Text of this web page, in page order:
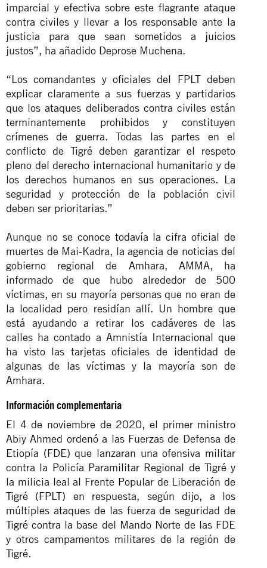
imparcial y efectiva sobre este flagrante ataque
contra civiles y llevar a los responsable ante la
justicia para que sean sometidos a juicios
justos”, ha añadido Deprose Muchena.
“Los comandantes y oficiales del FPLT deben
explicar claramente a sus fuerzas y partidarios
que los ataques deliberados contra civiles están
terminantemente prohibidos y constituyen
crímenes de guerra. Todas las partes en el
conflicto de Tigré deben garantizar el respeto
pleno del derecho internacional humanitario y de
los derechos humanos en sus operaciones. La
seguridad y protección de la población civil
deben ser prioritarias.”
Aunque no se conoce todavía la cifra oficial de
muertes de Mai-Kadra, la agencia de noticias del
gobierno regional de Amhara, AMMA, ha
informado de que hubo alrededor de 500
víctimas, en su mayoría personas que no eran de
la localidad pero residían allí. Un hombre que
está ayudando a retirar los cadáveres de las
calles ha contado a Amnistía Internacional que
ha visto las tarjetas oficiales de identidad de
algunas de las víctimas y la mayoría son de
Amhara.
Información complementaria
El 4 de noviembre de 2020, el primer ministro
Abiy Ahmed ordenó a las Fuerzas de Defensa de
Etiopía (FDE) que lanzaran una ofensiva militar
contra la Policía Paramilitar Regional de Tigré y
la milicia leal al Frente Popular de Liberación de
Tigré (FPLT) en respuesta, según dijo, a los
múltiples ataques de las fuerza de seguridad de
Tigré contra la base del Mando Norte de las FDE
y otros campamentos militares de la región de
Tigré.